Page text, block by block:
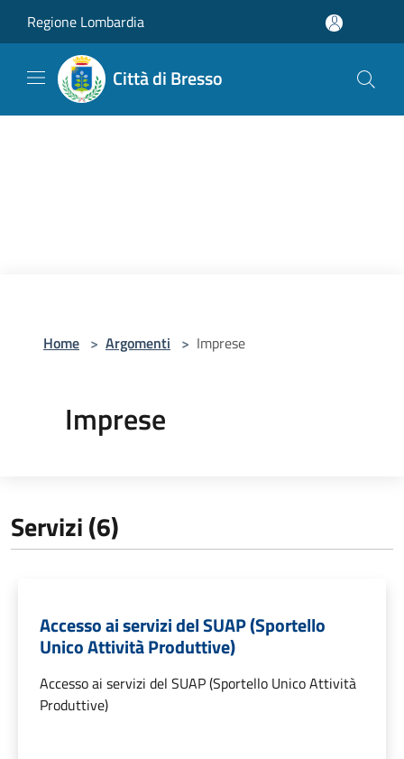
Regione Lombardia
Città di Bresso
Home > Argomenti > Imprese
Imprese
Servizi (6)
Accesso ai servizi del SUAP (Sportello
Unico Attività Produttive)
Accesso ai servizi del SUAP (Sportello Unico Attività
Produttive)